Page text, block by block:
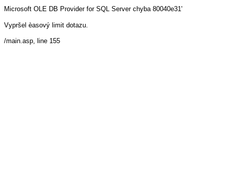
Microsoft OLE DB Provider for SQL Server chyba 80040e31'
Vypršel èasový limit dotazu.
/main.asp, line 155